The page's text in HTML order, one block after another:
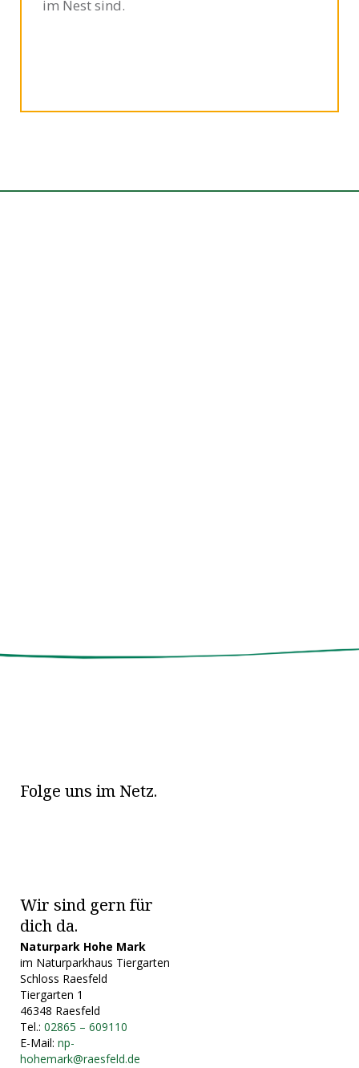
im Nest sind.
Folge uns im Netz.
Wir sind gern für
dich da.
Naturpark Hohe Mark
im Naturparkhaus Tiergarten
Schloss Raesfeld
Tiergarten 1
46348 Raesfeld
Tel.: 02865 – 609110
E-Mail: np-
hohemark@raesfeld.de